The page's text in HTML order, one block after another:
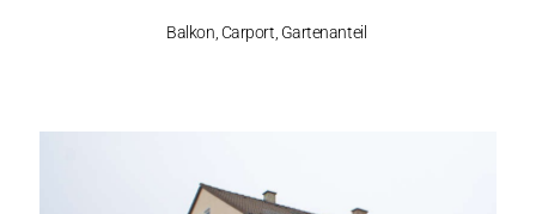
Balkon, Carport, Gartenanteil